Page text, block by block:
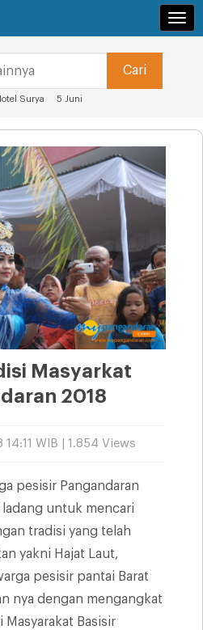
Surya 5 Juni
Masyarkat
2018
WIB | 1.854 Views
pesisir Pangandaran
untuk mencari
tradisi yang telah
yakni Hajat Laut,
pesisir pantai Barat
nya dengan mengangkat
Masyarakat Basisir